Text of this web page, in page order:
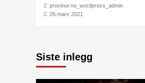
provinor.no_wordpress_admin
26 mars 2021
Siste inlegg